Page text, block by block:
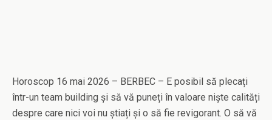
Horoscop 16 mai 2026 – BERBEC – E posibil să plecați
într-un team building și să vă puneți în valoare niște calități
despre care nici voi nu știați și o să fie revigorant. O să vă